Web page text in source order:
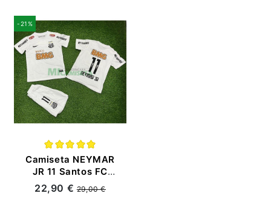
-21%
Camiseta NEYMAR
JR 11 Santos FC
Primera Equipación
Retro 2011/12 Niño
22,90 €29,00 €